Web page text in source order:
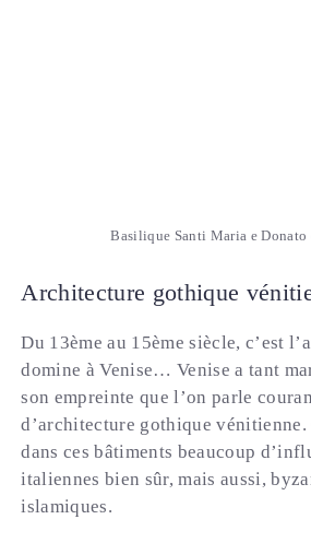
Basilique Santi Maria e Donato
Architecture gothique
Du 13ème au 15ème siècle, c’est
domine à Venise… Venise a tant
son empreinte que l’on parle
d’architecture gothique
dans ces bâtiments beaucoup
italiennes bien sûr, mais aussi,
islamiques.